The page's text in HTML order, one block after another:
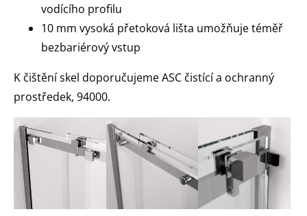
vodícího profilu
10 mm vysoká přetoková lišta umožňuje téměř
bezbariérový vstup
K čištění skel doporučujeme ASC čistící a ochranný
prostředek, 94000.